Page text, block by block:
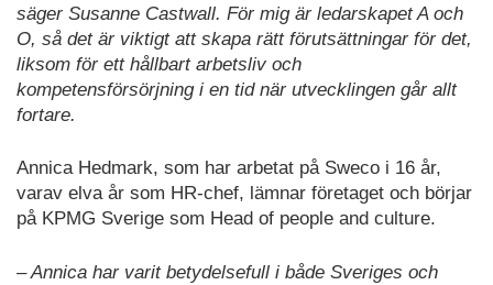
säger Susanne Castwall. För mig är ledarskapet A och
O, så det är viktigt att skapa rätt förutsättningar för det,
liksom för ett hållbart arbetsliv och
kompetensförsörjning i en tid när utvecklingen går allt
fortare.
Annica Hedmark, som har arbetat på Sweco i 16 år,
varav elva år som HR-chef, lämnar företaget och börjar
på KPMG Sverige som Head of people and culture.
– Annica har varit betydelsefull i både Sveriges och